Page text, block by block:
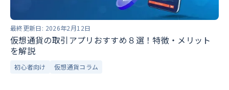
最終更新日: 2026年2月12日
仮想通貨の取引アプリおすすめ８選！特徴・メリット
を解説
初心者向け 仮想通貨コラム